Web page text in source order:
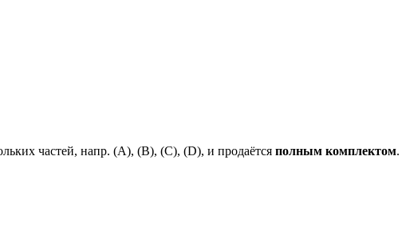
частей, напр. (А), (B), (С), (D), и продаётся полным комплектом.